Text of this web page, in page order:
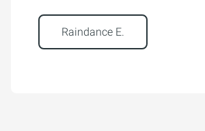
Raindance E.